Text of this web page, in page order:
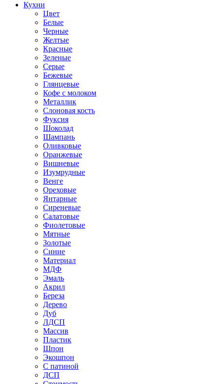
Кухни
Цвет
Белые
Черные
Желтые
Красные
Зеленые
Серые
Бежевые
Глянцевые
Кофе с молоком
Металлик
Слоновая кость
Фуксия
Шоколад
Шампань
Оливковые
Оранжевые
Вишневые
Изумрудные
Венге
Ореховые
Янтарные
Сиреневые
Салатовые
Фиолетовые
Мятные
Золотые
Синие
Материал
МДФ
Эмаль
Акрил
Береза
Дерево
Дуб
ЛДСП
Массив
Пластик
Шпон
Экошпон
С патиной
ДСП